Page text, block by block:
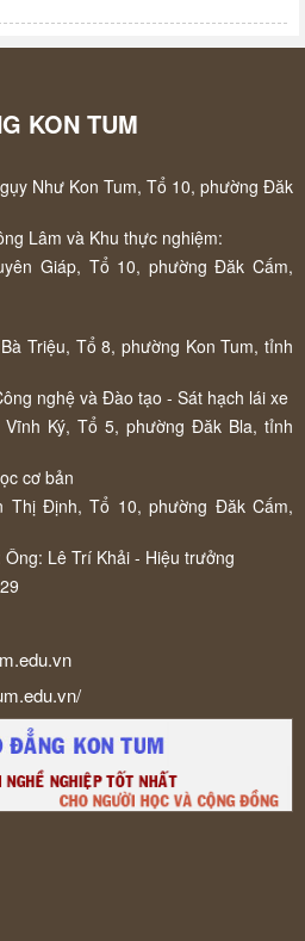
KON TUM
Như Kon Tum, Tổ 10, phường Đăk
Lâm và Khu thực nghiệm:
Giáp, Tổ 10, phường Đăk Cấm,
Triệu, Tổ 8, phường Kon Tum, tỉnh
nghệ và Đào tạo - Sát hạch lái xe
Ký, Tổ 5, phường Đăk Bla, tỉnh
cơ bản
Thị Định, Tổ 10, phường Đăk Cấm,
Lê Trí Khải - Hiệu trưởng